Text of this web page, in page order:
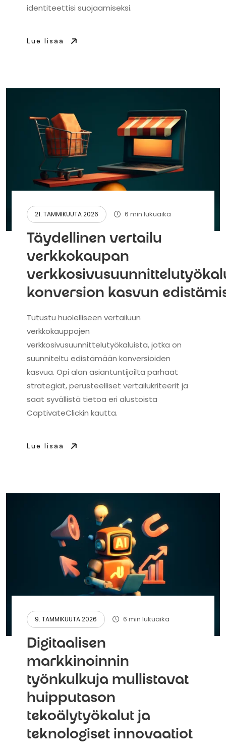
identiteettisi suojaamiseksi.
Lue lisää
21. TAMMIKUUTA 2026 6 min lukuaika
Täydellinen vertailu
verkkokaupan
konversion kasvun
Tutustu huolelliseen vertailuun
verkkokauppojen
verkkosivusuunnittelutyökaluista, jotka on
suunniteltu edistämään konversioiden
kasvua. Opi alan asiantuntijoilta parhaat
strategiat, perusteelliset vertailukriteerit ja
saat syvällistä tietoa eri alustoista
CaptivateClickin kautta.
Lue lisää
9. TAMMIKUUTA 2026 6 min lukuaika
Digitaalisen
markkinoinnin
työnkulkuja mullistavat
huipputason
tekoälytyökalut ja
teknologiset innovaatiot